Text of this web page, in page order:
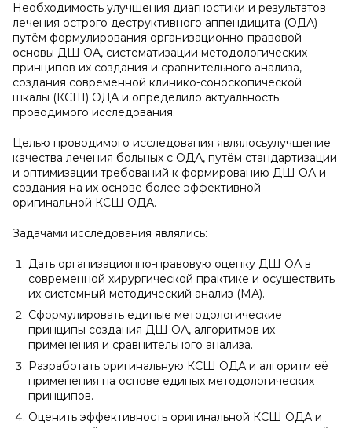
Необходимость улучшения диагностики и результатов
лечения острого деструктивного аппендицита (ОДА)
путём формулирования организационно-правовой
основы ДШ ОА, систематизации методологических
принципов их создания и сравнительного анализа,
создания современной клинико-соноскопической
шкалы (КСШ) ОДА и определило актуальность
проводимого исследования.
Целью проводимого исследования являлосьулучшение
качества лечения больных с ОДА, путём стандартизации
и оптимизации требований к формированию ДШ ОА и
создания на их основе более эффективной
оригинальной КСШ ОДА.
Задачами исследования являлись:
Дать организационно-правовую оценку ДШ ОА в
современной хирургической практике и осуществить
их системный методический анализ (МА).
Сформулировать единые методологические
принципы создания ДШ ОА, алгоритмов их
применения и сравнительного анализа.
Разработать оригинальную КСШ ОДА и алгоритм её
применения на основе единых методологических
принципов.
Оценить эффективность оригинальной КСШ ОДА и